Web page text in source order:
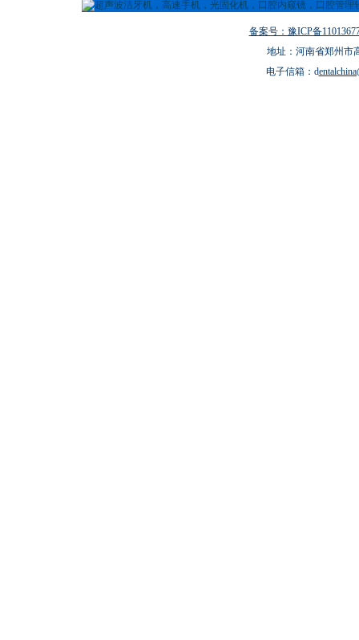
备案号：豫ICP备
地址：河南省郑州市
电子信箱：d